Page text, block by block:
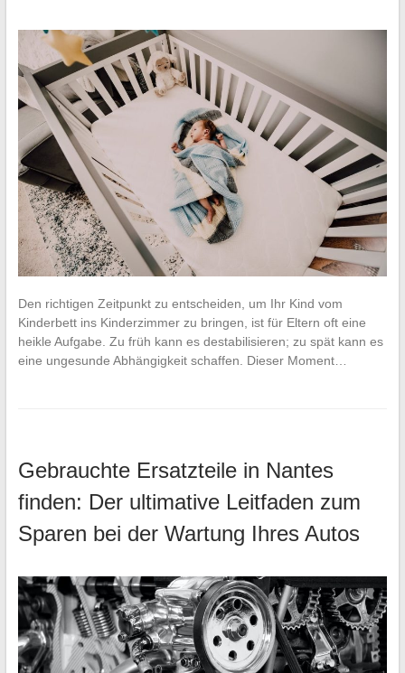
Den richtigen Zeitpunkt zu entscheiden, um Ihr Kind vom
Kinderbett ins Kinderzimmer zu bringen, ist für Eltern oft eine
heikle Aufgabe. Zu früh kann es destabilisieren; zu spät kann es
eine ungesunde Abhängigkeit schaffen. Dieser Moment…
Gebrauchte Ersatzteile in Nantes
finden: Der ultimative Leitfaden zum
Sparen bei der Wartung Ihres Autos